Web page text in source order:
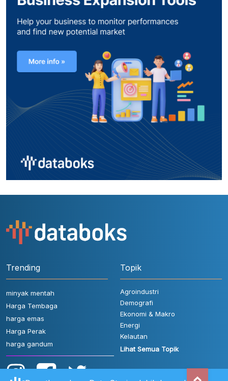
Trending
minyak mentah
Harga Tembaga
harga emas
Harga Perak
harga gandum
Topik
Agroindustri
Demografi
Ekonomi & Makro
Energi
Kelautan
Lihat Semua Topik